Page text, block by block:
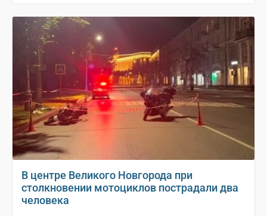
В центре Великого Новгорода при
столкновении мотоциклов пострадали два
человека